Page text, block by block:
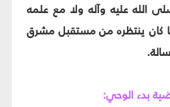
الله عليه وآله ولا مع علمه
كان ينتظره من مستقبل مشرق
بدء الوحي: